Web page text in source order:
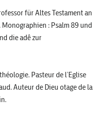
für Altes Testament an
: Psalm 89 und
die adê zur
Pasteur de l’Eglise
Auteur de Dieu otage de la